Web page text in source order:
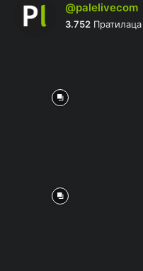
@palelivecom
3.752 Пратилаца